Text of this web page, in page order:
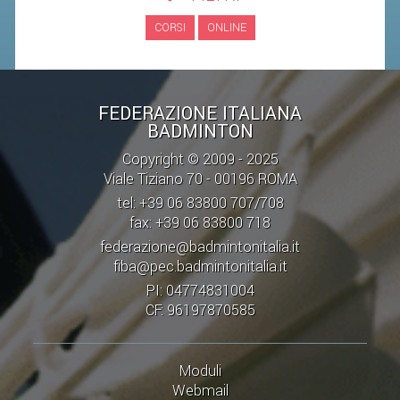
CORSI ONLINE
FEDERAZIONE ITALIANA
BADMINTON
Copyright © 2009 - 2025
Viale Tiziano 70 - 00196 ROMA
tel: +39 06 83800 707/708
fax: +39 06 83800 718
federazione@badmintonitalia.it
fiba@pec.badmintonitalia.it
PI: 04774831004
CF: 96197870585
Moduli
Webmail
STAFF TECNICO
CTF – PALABADMINTON
ATLETI D'INTERESSE NAZIONALE
SCHEDE ATLETI
VOLA CON NOI
CENTRI TECNICI TERRITORIALI
COMMISSIONE ATLETI
TESSERAMENTO
AFFILIAZIONE E TESSERAMENTO
QUOTE E TASSE
CONVENZIONI